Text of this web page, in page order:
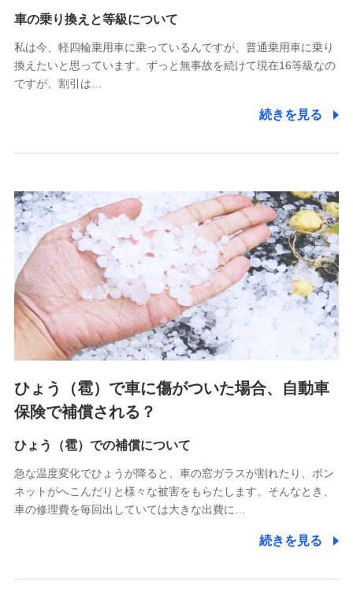
(https://www.tokiomarine-x.co.jp/)
(https://pshoken.co.jp/)
リトルファミリー少額短期保険株式会社
(https://www.littlefamily-ssi.com/)
郵便、電話、およびＥメール等により、当社と取引のあるも
た維持管理等の委託業務遂行のため、またそれらに付帯、関
連する当社および提携会社のサービスを案内、提供するため
（なお、当社は複数の保険会社と取引があり、取得した個人
情報を取引のある他の保険会社の商品・サービスをご提案す
るために利用させていただくことがあります。）
上記に係る連絡・手続き・管理等付帯業務を行うため
3.セミナー募集サイトから取得した個人情報
各種セミナーの案内、開催のため
上記に係る連絡・手続き・管理等付帯業務を行うため
4.家族・友達紹介にて取得した個人情報
被紹介者への連絡、及び当社と取引のあるもしくは委託を受
けている保険会社・提携会社の保険その他に関する情報を提
供し、金融商品等の契約を勧奨するため
アンケートやキャンペーン等の実施のため
上記に係る連絡・手続き・管理等付帯業務を行うため
5.通話録音にて取得する情報
車の乗り換えと等級について
私は今、軽四輪乗用車に乗っているんですが、普通乗用車に乗り
換えたいと思っています。ずっと無事故を続けて現在16等級なの
ですが、割引は…
続きを見る
ひょう（雹）で車に傷がついた場合、自動車
保険で補償される？
ひょう（雹）での補償について
急な温度変化でひょうが降ると、車の窓ガラスが割れたり、ボン
ネットがへこんだりと様々な被害をもらたします。そんなとき、
車の修理費を毎回出していては大きな出費に…
続きを見る